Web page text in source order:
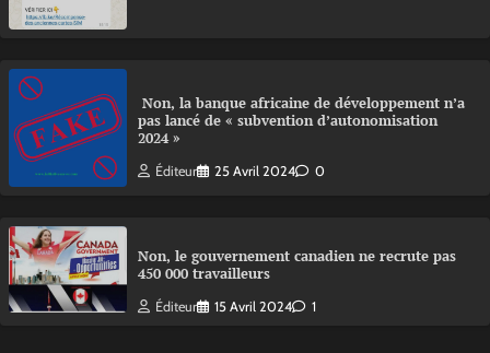
Non, la banque africaine de développement n’a
pas lancé de « subvention d’autonomisation
2024 »
Éditeur 25 Avril 2024 0
Non, le gouvernement canadien ne recrute pas
450 000 travailleurs
Éditeur 15 Avril 2024 1